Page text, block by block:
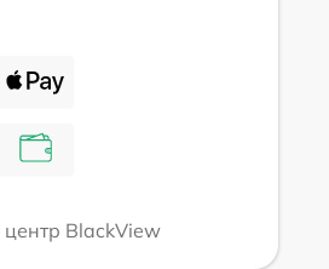
BlackView